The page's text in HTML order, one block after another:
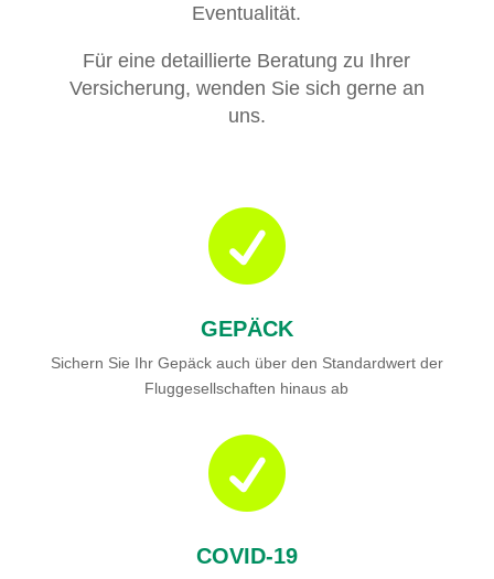
Eventualität.
Für eine detaillierte Beratung zu Ihrer
Versicherung, wenden Sie sich gerne an
uns.

GEPÄCK
Sichern Sie Ihr Gepäck auch über den Standardwert der
Fluggesellschaften hinaus ab

COVID-19